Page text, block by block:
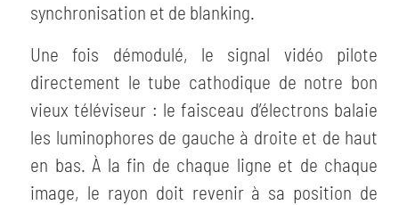
synchronisation et de blanking.
Une fois démodulé, le signal vidéo pilote
directement le tube cathodique de notre bon
vieux téléviseur : le faisceau d’électrons balaie
les luminophores de gauche à droite et de haut
en bas. À la fin de chaque ligne et de chaque
image, le rayon doit revenir à sa position de